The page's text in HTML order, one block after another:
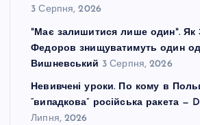
3 Серпня, 2026
"Має залишитися лише один". Як
Федоров знищуватимуть один
Вишневський 3 Серпня, 2026
Невивчені уроки. По кому в
“випадкова” російська ракета —
Липня, 2026